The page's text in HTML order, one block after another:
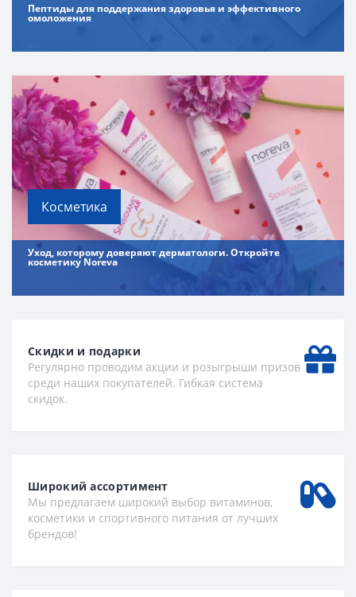
Пептиды для поддержания здоровья и эффективного
омоложения
Косметика
Уход, которому доверяют дерматологи. Откройте
косметику Noreva
Скидки и подарки
Регулярно проводим акции и розыгрыши призов
среди наших покупателей. Гибкая система
скидок.
Широкий ассортимент
Мы предлагаем широкий выбор витаминов,
косметики и спортивного питания от лучших
брендов!